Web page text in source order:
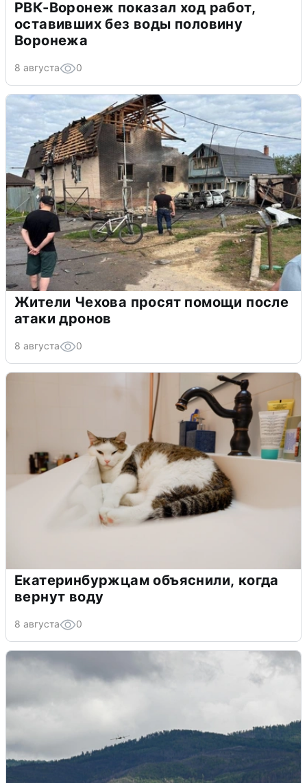
РВК-Воронеж показал ход работ,
оставивших без воды половину
Воронежа
8 августа 0
Жители Чехова просят помощи после
атаки дронов
8 августа 0
Екатеринбуржцам объяснили, когда
вернут воду
8 августа 0